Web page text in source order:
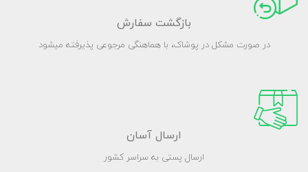
بازگشت سفارش
در صورت مشکل در پوشاک، با هماهنگی مرجوعی پذیرفته میشود
ارسال آسان
ارسال پستی به سراسر کشور